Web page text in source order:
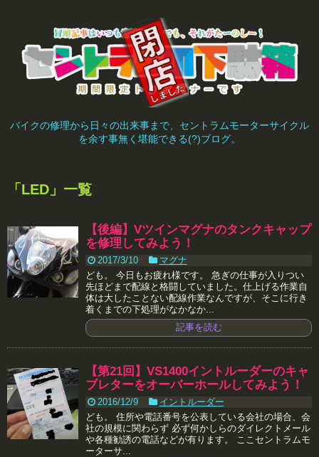
バイクの修理から日々の出来事まで、セントラムモーターサイクル
を余す事無く堪能できる(?)ブログ。
「 LED 」 一覧
【後編】Vツインマグナのタンクキャップ
を修理してみよう！
2017/3/10
マグナ
ども。 今日もお疲れ様です。 急ぎの仕事が入りつい
先ほどまで配線と格闘していました。仕上げる作業自
体は大したことない配線作業なんですが、そこに行き
着くまでの下処理がなかなか...
記事を読む
【第21回】VS1400イントルーダーのキャ
ブレターをオーバーホールしてみよう！
2016/12/9
イントルーダー
ども。 住所や電話番号を公表している会社の場合、会
社の規模に関わらず 必ず何かしらのダイレクトメール
や各種勧誘の電話などが有ります。 ここセントラムモ
ーターサ...